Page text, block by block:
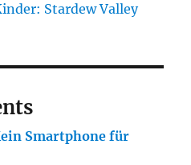
Stardew Valley
Smartphone für